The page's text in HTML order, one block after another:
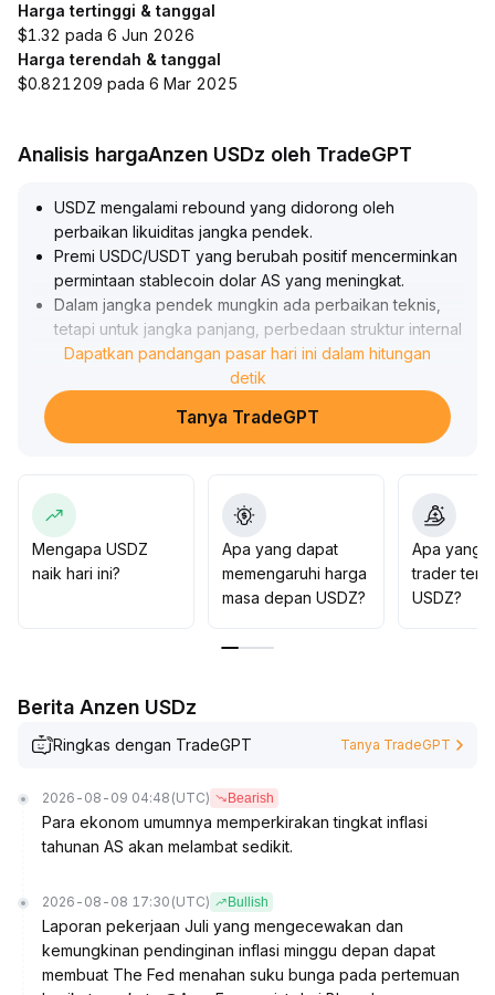
Harga tertinggi & tanggal
$1.32 pada 6 Jun 2026
Harga terendah & tanggal
$0.821209 pada 6 Mar 2025
Analisis hargaAnzen USDz oleh TradeGPT
USDZ mengalami rebound yang didorong oleh
perbaikan likuiditas jangka pendek.
Premi USDC/USDT yang berubah positif mencerminkan
permintaan stablecoin dolar AS yang meningkat.
Dalam jangka pendek mungkin ada perbaikan teknis,
tetapi untuk jangka panjang, perbedaan struktur internal
dan tekanan jual tren belum mengalami perbaikan
mendasar, harga tetap berada dalam pola fluktuasi
terbatas dan kecenderungan lemah masih belum
Jika kemudian terjadi lonjakan volume dan menembus
level kunci (disarankan menggunakan titik tertinggi dan
terendah satu bulan terakhir sebagai batas), posisi
portofolio dapat disesuaikan secara dinamis
Saat ini masih lebih baik untuk terlibat dalam jangka
Dapatkan pandangan pasar hari ini dalam hitungan
detik
Tanya TradeGPT
Mengapa USDZ
naik hari ini?
Apa yang dapat
memengaruhi harga
masa depan USDZ?
Apa yang
trader
USDZ?
Berita Anzen USDz
Ringkas dengan TradeGPT Tanya TradeGPT
2026-08-09 04:48 (UTC) Bearish
Para ekonom umumnya memperkirakan tingkat inflasi
tahunan AS akan melambat sedikit.
2026-08-08 17:30 (UTC) Bullish
Laporan pekerjaan Juli yang mengecewakan dan
kemungkinan pendinginan inflasi minggu depan dapat
membuat The Fed menahan suku bunga pada pertemuan